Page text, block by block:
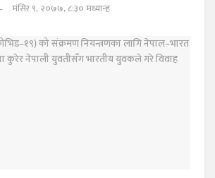
मंसिर ९, २०७७, ८:३० मध्यान्ह